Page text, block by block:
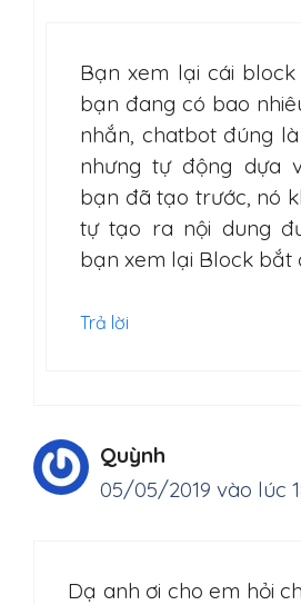
Bạn xem lại cái
bạn đang có bao
nhắn, chatbot đúng
nhưng tự động dựa
bạn đã tạo trước, nó
tự tạo ra nội dung
bạn xem lại Block bắt
Trả lời
Quỳnh
05/05/2019 vào lúc
Dạ anh ơi cho em hỏi